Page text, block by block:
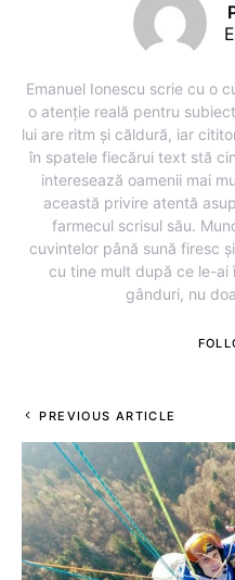
Emanuel Ionescu scrie cu o
o atenție reală pentru
lui are ritm și căldură, iar
în spatele fiecărui text stă
interesează oamenii mai
această privire atentă
farmecul scrisul său.
cuvintelor până sună firesc
cu tine mult după ce le-
gânduri, nu
PREVIOUS ARTICLE